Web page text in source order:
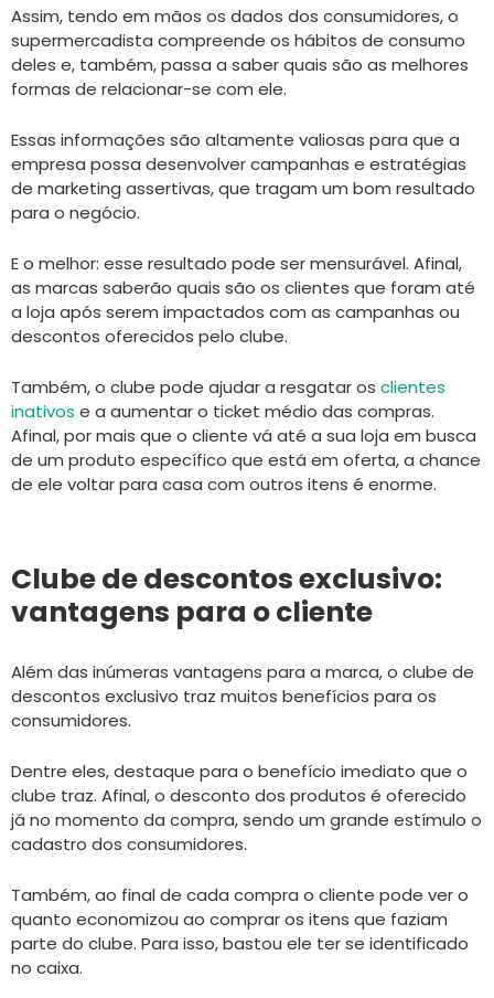
Assim, tendo em mãos os dados dos consumidores, o
supermercadista compreende os hábitos de consumo
deles e, também, passa a saber quais são as melhores
formas de relacionar-se com ele.
Essas informações são altamente valiosas para que a
empresa possa desenvolver campanhas e estratégias
de marketing assertivas, que tragam um bom resultado
para o negócio.
E o melhor: esse resultado pode ser mensurável. Afinal,
as marcas saberão quais são os clientes que foram até
a loja após serem impactados com as campanhas ou
descontos oferecidos pelo clube.
Também, o clube pode ajudar a resgatar os clientes
inativos e a aumentar o ticket médio das compras.
Afinal, por mais que o cliente vá até a sua loja em busca
de um produto específico que está em oferta, a chance
de ele voltar para casa com outros itens é enorme.
Clube de descontos exclusivo:
vantagens para o cliente
Além das inúmeras vantagens para a marca, o clube de
descontos exclusivo traz muitos benefícios para os
consumidores.
Dentre eles, destaque para o benefício imediato que o
clube traz. Afinal, o desconto dos produtos é oferecido
já no momento da compra, sendo um grande estímulo o
cadastro dos consumidores.
Também, ao final de cada compra o cliente pode ver o
quanto economizou ao comprar os itens que faziam
parte do clube. Para isso, bastou ele ter se identificado
no caixa.